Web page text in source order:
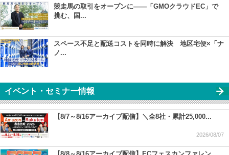
競走馬の取引をオープンに――「GMOクラウドEC」で
挑む、国...
スペース不足と配送コストを同時に解決 地区宅便×「ナ
ノ...
イベント・セミナー情報
【8/7～8/16アーカイブ配信】＼全8社・累計25,000...
2026/08/07